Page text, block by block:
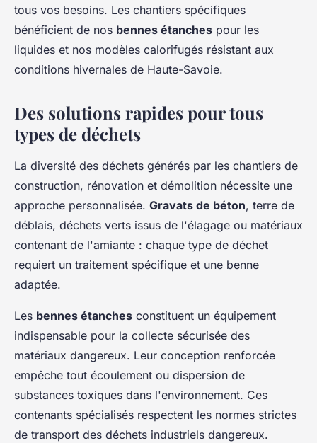
tous vos besoins. Les chantiers spécifiques
bénéficient de nos bennes étanches pour les
liquides et nos modèles calorifugés résistant aux
conditions hivernales de Haute-Savoie.
Des solutions rapides pour tous
types de déchets
La diversité des déchets générés par les chantiers de
construction, rénovation et démolition nécessite une
approche personnalisée. Gravats de béton, terre de
déblais, déchets verts issus de l'élagage ou matériaux
contenant de l'amiante : chaque type de déchet
requiert un traitement spécifique et une benne
adaptée.
Les bennes étanches constituent un équipement
indispensable pour la collecte sécurisée des
matériaux dangereux. Leur conception renforcée
empêche tout écoulement ou dispersion de
substances toxiques dans l'environnement. Ces
contenants spécialisés respectent les normes strictes
de transport des déchets industriels dangereux.